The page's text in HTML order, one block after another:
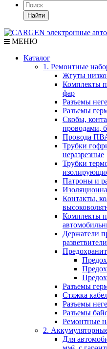
Найти
МЕНЮ
Каталог
1. Ремонтные
Жгуты
Комплекты
фар
Разъемы
Разъемы
Скобы,
проводами,
Провода
Трубки
неразрезные
Трубки
Патроны и
Контакты,
Комплекты
Держатели
разветвители
Разъемы
Стяжка
Разъемы
Разъемы
Ремонтные
2.
Для